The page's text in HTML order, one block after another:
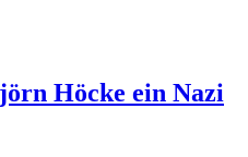
Höcke ein Nazi